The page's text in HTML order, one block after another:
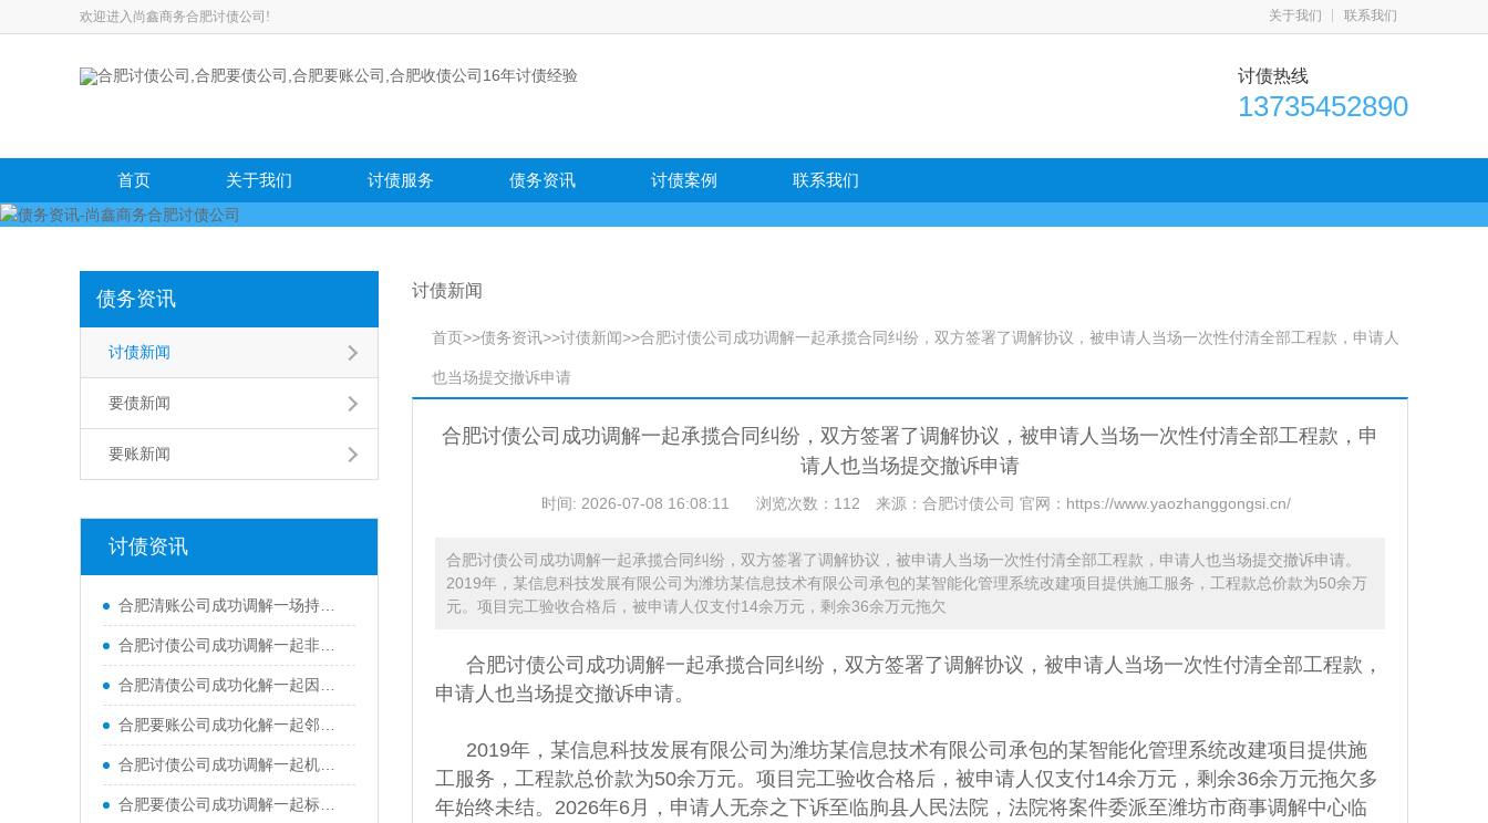
欢迎进入尚鑫商务合肥讨债公司! 关于我们 联系我们
讨债热线
13735452890
首页 关于我们 讨债服务 债务资讯 讨债案例 联系我们
债务资讯
讨债新闻
要债新闻
要账新闻
讨债资讯
合肥清账公司成功调解一场持续多年、涉及房屋漏水与物业费缴纳的复杂纠纷
合肥讨债公司成功调解一起非机动车交通事故责任纠纷，凭借专业、高效、暖心的调解服务，快速厘清权责、化解双方矛盾，彻底平息纠纷，有效修复了群众邻里关系
合肥清债公司成功化解一起因空置房屋水管渗漏引发的邻里财产损害纠纷，有效修复邻里关系
合肥要账公司成功化解一起邻里土地占用纠纷，并补齐多年来的土地占用费用
合肥讨债公司成功调解一起机动车交通事故责任纠纷
合肥要债公司成功调解一起标的额62万元的跨市买卖合同纠纷
讨债新闻
首页>>债务资讯>>讨债新闻>>合肥讨债公司成功调解一起承揽合同纠纷，双方签署了调解协议，被申请人当场一次性付清全部工程款，申请人
也当场提交撤诉申请
合肥讨债公司成功调解一起承揽合同纠纷，双方签署了调解协议，被申请人当场一次性付清全部工程款，申
请人也当场提交撤诉申请
时间: 2026-07-08 16:08:11 浏览次数：112 来源：合肥讨债公司 官网：https://www.yaozhanggongsi.cn/
合肥讨债公司成功调解一起承揽合同纠纷，双方签署了调解协议，被申请人当场一次性付清全部工程款，申请人也当场提交撤诉申请。
2019年，某信息科技发展有限公司为潍坊某信息技术有限公司承包的某智能化管理系统改建项目提供施工服务，工程款总价款为50余万
元。项目完工验收合格后，被申请人仅支付14余万元，剩余36余万元拖欠
合肥讨债公司 成功调解一起承揽合同纠纷，双方签署了调解协议，被申请人当场一次性付清全部工程款，
申请人也当场提交撤诉申请。
2019年，某信息科技发展有限公司为潍坊某信息技术有限公司承包的某智能化管理系统改建项目提供施
工服务，工程款总价款为50余万元。项目完工验收合格后，被申请人仅支付14余万元，剩余36余万元拖欠多
年始终未结。2026年6月，申请人无奈之下诉至临朐县人民法院，法院将案件委派至潍坊市商事调解中心临